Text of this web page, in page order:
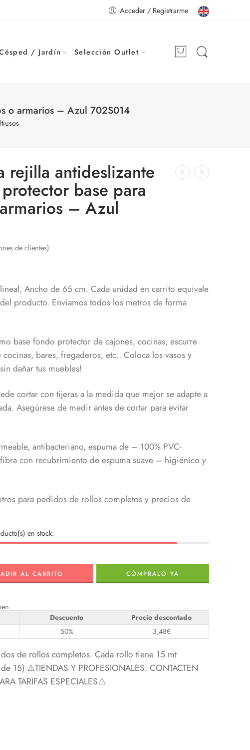
Acceder / Registrarme
/ Jardín Selección Outlet
o armarios – Azul 702S014
rejilla antideslizante
base para
– Azul
de clientes)
Ancho de 65 cm. Cada unidad en carrito equivale
producto. Enviamos todos los metros de forma
base fondo protector de cajones, cocinas, escurre
cocinas, bares, fregaderos, etc.. Coloca los vasos y
dañar tus muebles!
cortar con tijeras a la medida que mejor se adapte a
Asegúrese de medir antes de cortar para evitar
antibacteriano, espuma de – 100% PVC-
con recubrimiento de espuma suave – higiénico y
para pedidos de rollos completos y precios de
en stock.
AL CARRITO CÓMPRALO YA
Descuento
Precio descontado
50% 3,48€
de rollos completos. Cada rollo tiene 15 mt
15) ⚠️TIENDAS Y PROFESIONALES: CONTACTEN
TARIFAS ESPECIALES⚠️